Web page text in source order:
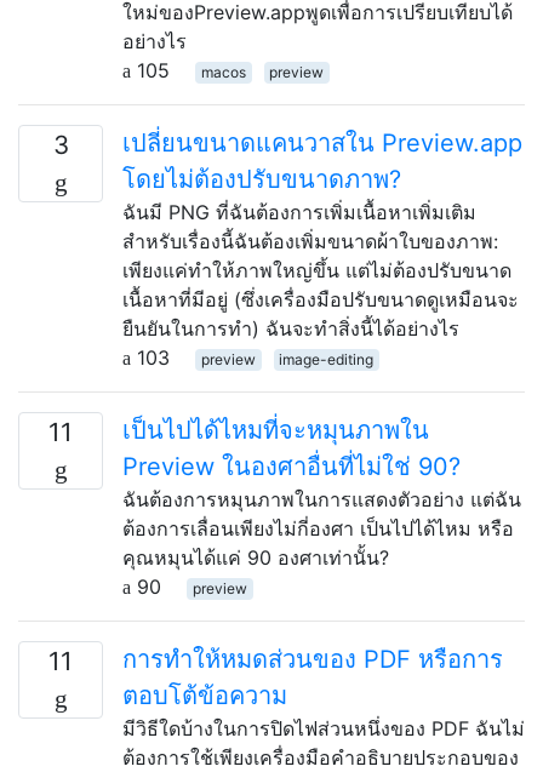
ใหม่ของPreview.appพูดเพื่อการเปรียบเทียบได้
อย่างไร
105
macos preview
3
เปลี่ยนขนาดแคนวาสใน Preview.app
โดยไม่ต้องปรับขนาดภาพ?
ฉันมี PNG ที่ฉันต้องการเพิ่มเนื้อหาเพิ่มเติม
สำหรับเรื่องนี้ฉันต้องเพิ่มขนาดผ้าใบของภาพ:
เพียงแค่ทำให้ภาพใหญ่ขึ้น แต่ไม่ต้องปรับขนาด
เนื้อหาที่มีอยู่ (ซึ่งเครื่องมือปรับขนาดดูเหมือนจะ
ยืนยันในการทำ) ฉันจะทำสิ่งนี้ได้อย่างไร
103
preview image-editing
11
เป็นไปได้ไหมที่จะหมุนภาพใน
Preview ในองศาอื่นที่ไม่ใช่ 90?
ฉันต้องการหมุนภาพในการแสดงตัวอย่าง แต่ฉัน
ต้องการเลื่อนเพียงไม่กี่องศา เป็นไปได้ไหม หรือ
คุณหมุนได้แค่ 90 องศาเท่านั้น?
90
preview
11
การทำให้หมดส่วนของ PDF หรือการ
ตอบโต้ข้อความ
มีวิธีใดบ้างในการปิดไฟส่วนหนึ่งของ PDF ฉันไม่
ต้องการใช้เพียงเครื่องมือคำอธิบายประกอบของ